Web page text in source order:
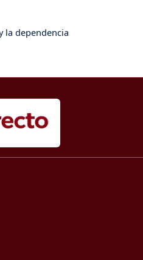
la dependencia